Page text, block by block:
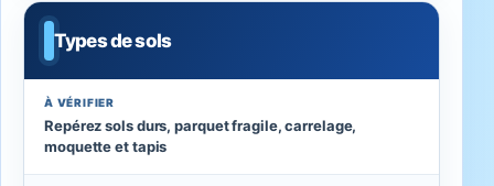
Types de sols
À VÉRIFIER
Repérez sols durs, parquet fragile, carrelage,
moquette et tapis